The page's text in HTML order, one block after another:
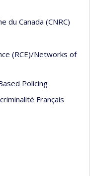
du Canada (CNRC)
(RCE)/Networks of
Policing
Français